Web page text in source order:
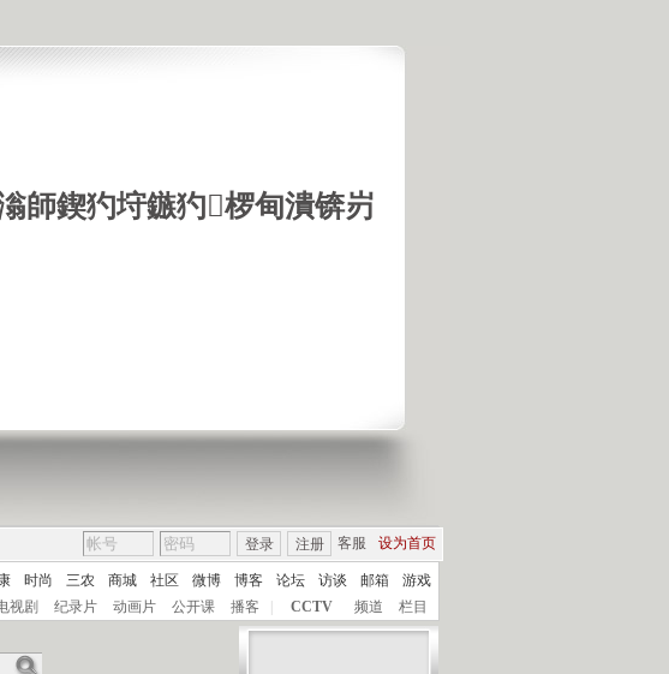
師鍥犳垨鏃犳椤甸潰锛岃
客服 设为首页
登录 注册
时尚 三农 商城 社区 微博 博客 论坛 访谈 邮箱
游戏
视剧 纪录片 动画片 公开课 播客 | CCTV 频道 栏目